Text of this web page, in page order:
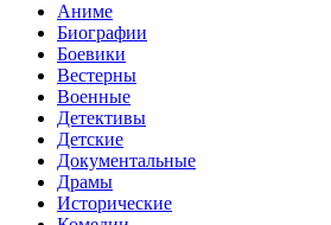
Аниме
Биографии
Боевики
Вестерны
Военные
Детективы
Детские
Документальные
Драмы
Исторические